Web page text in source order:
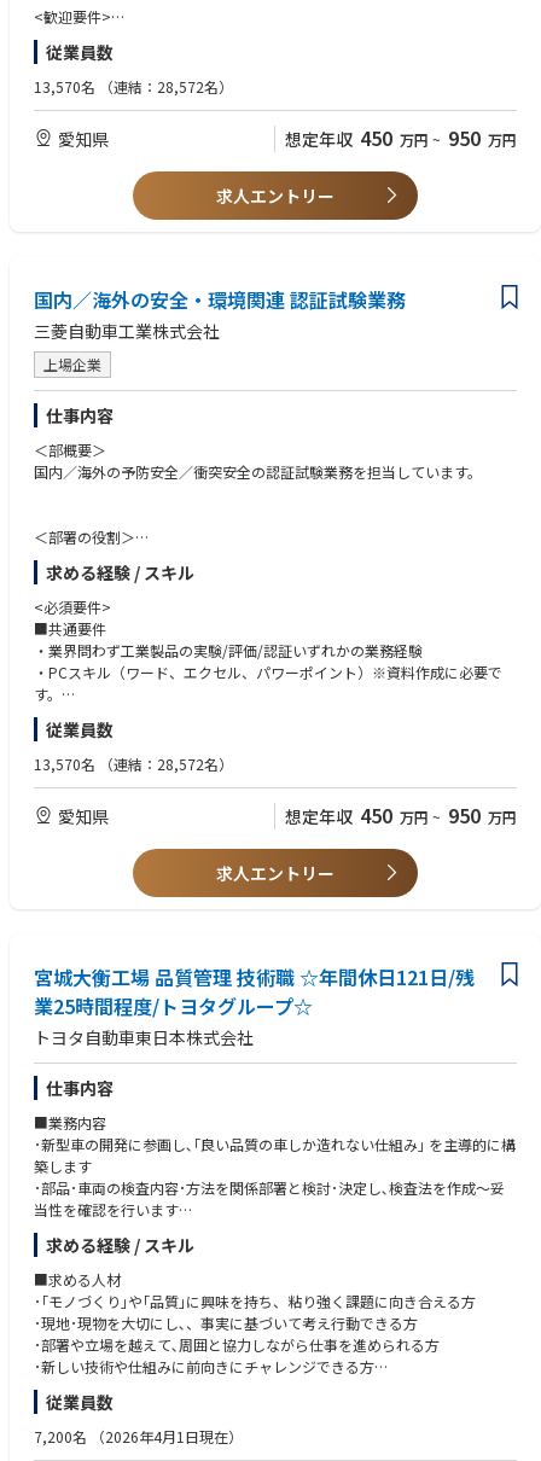
＜やりがい・成長できる点＞
担う、責任と達成感の大きい仕事です。
・国内外の認証当局や審査官とのやり取りを通じ、技術的な説明力や交渉
力、実務で使える英語力を磨くことができます。
・法規の理解から試験計画立案まで上流工程に関わることで、「開発×法
規×認証」を横断的に理解できる専門性が身につきます。
える役割を担うことも可能です。
<歓迎要件>
・自動車メーカーまたは部品メーカーでの法規・認証関連業務経験
・安全／環境分野に関する試験・評価業務経験
・英語による技術文書の読解、または簡単な技術的やり取りの経験
・業務改善、デジタルツール活用による効率化の経験
・関係部門や社外関係者と円滑にコミュニケーションを取りながら、物事
を前に進めることができる方
・自動車を通じて、安全で持続可能な社会づくりに貢献したい方
従業員数
13,570名 （連結：28,572名）
愛知県 想定年収 450 万円 ~ 950 万円
求人エントリー
国内／海外の安全・環境関連 認証試験業務
三菱自動車工業株式会社
上場企業
仕事内容
＜部概要＞
国内／海外の予防安全／衝突安全の認証試験業務を担当しています。
＜部署の役割＞
開発部門と連携しながら、国内外向け車両の安全・環境法規への適合を確
実にし、
市場に送り出すための認証試験業務を一貫して担当します。
【主な業務内容】
・国内／海外の安全・環境法規（予防安全・衝突安全・電子電装・燃費排
ガス 等）の調査・解釈
・各種認証試験の実施および進捗管理
・官庁・認証機関との技術的な折衝、試験内容の調整
・開発部門からの相談対応、認証観点でのフィードバック
＜入社後の担当領域＞
＜やりがい・成長できる点＞
力、実務で使える英語力を磨くことができます。
・法規の理解から試験計画立案まで上流工程に関わることで、「開発×法
規×認証」を横断的に理解できる専門性が身につきます。
・将来的には、認証戦略の立案やプロセス改善など、部門全体に影響を与
える役割を担うことも可能です。
求める経験 / スキル
<必須要件>
■共通要件
・業界問わず工業製品の実験/評価/認証いずれかの業務経験
・PCスキル（ワード、エクセル、パワーポイント）※資料作成に必要で
す。
・技術分野に対して自ら学び、知識をアップデートしていく姿勢
<歓迎要件>
・安全／環境分野に関する試験・評価業務経験
・英語による技術文書の読解、または簡単な技術的やり取りの経験
・海外出張やグローバル案件への対応経験
・業務改善、デジタルツール活用による効率化の経験
・決められた手順をこなすだけでなく、「より良いやり方」を考えること
にやりがいを感じる方
・技術・法規・制度の変化を前向きに捉え、継続的に学び続けられる方
・自動車を通じて、安全で持続可能な社会づくりに貢献したい方
従業員数
13,570名 （連結：28,572名）
愛知県 想定年収 450 万円 ~ 950 万円
求人エントリー
宮城大衡工場 品質管理 技術職 ☆年間休日121日/残
業25時間程度/トヨタグループ☆
トヨタ自動車東日本株式会社
仕事内容
■業務内容
･新型車の開発に参画し､｢良い品質の車しか造れない仕組み｣ を主導的に構
築します
･部品･車両の検査内容･方法を関係部署と検討･決定し､検査法を作成～妥
当性を確認を行います
･量産車において､市場･工場内の情報を基に品質改善します
･工場の最終出荷責任部署として､設計･生技･製造･仕入先と連携し自動車
の品質をリードします
■この仕事の魅力は？
･開発･量産･出荷まで一貫し車両品質に関われる仕事です
･新型車･量産車の品質に対するお客様の喜びの声が達成感 につながります
ます
･設計･製造技術･製造など多くの部署と関わり､視野が 広がり､自身の成長
につながります。
求める経験 / スキル
■求める人材
･｢モノづくり｣や｢品質｣に興味を持ち、粘り強く課題に向き合える方
･現地･現物を大切にし､、事実に基づいて考え行動できる方
･部署や立場を越えて､周囲と協力しながら仕事を進められる方
･新しい技術や仕組みに前向きにチャレンジできる方
･専門知識は入社後に習得可能。学ぶ意欲を重視しています
従業員数
7,200名 （2026年4月1日現在）